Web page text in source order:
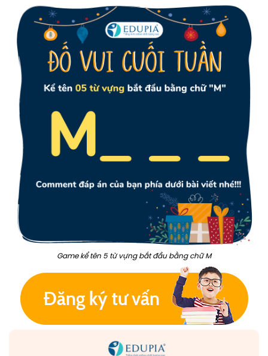
Game kể tên 5 từ vựng bắt đầu bằng chữ M